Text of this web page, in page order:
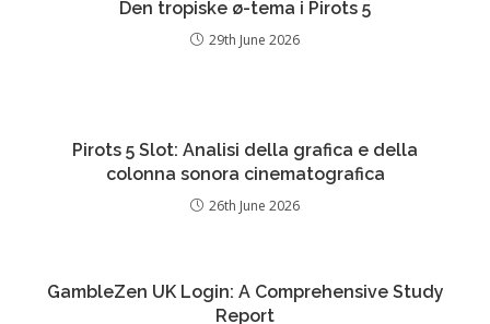
Den tropiske ø-tema i Pirots 5
29th June 2026
Pirots 5 Slot: Analisi della grafica e della
colonna sonora cinematografica
26th June 2026
GambleZen UK Login: A Comprehensive Study
Report